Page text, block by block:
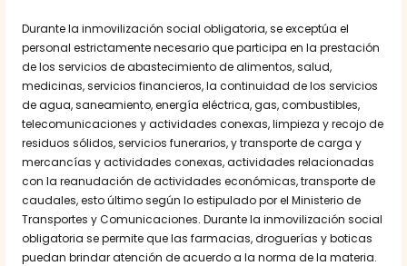
Durante la inmovilización social obligatoria, se exceptúa el
personal estrictamente necesario que participa en la prestación
de los servicios de abastecimiento de alimentos, salud,
medicinas, servicios financieros, la continuidad de los servicios
de agua, saneamiento, energía eléctrica, gas, combustibles,
telecomunicaciones y actividades conexas, limpieza y recojo de
residuos sólidos, servicios funerarios, y transporte de carga y
mercancías y actividades conexas, actividades relacionadas
con la reanudación de actividades económicas, transporte de
caudales, esto último según lo estipulado por el Ministerio de
Transportes y Comunicaciones. Durante la inmovilización social
obligatoria se permite que las farmacias, droguerías y boticas
puedan brindar atención de acuerdo a la norma de la materia.